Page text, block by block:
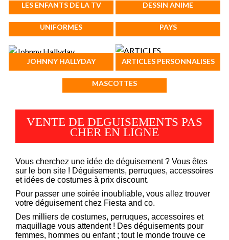
LES ENFANTS DE LA TV DESSIN ANIME
UNIFORMES PAYS
JOHNNY HALLYDAY ARTICLES PERSONNALISES
MASCOTTES
VENTE DE DEGUISEMENTS PAS
CHEREN LIGNE
Vous cherchez une idée de déguisement? Vous êtes
sur le bon site ! Déguisements, perruques, accessoires
et idées de costumes à prix discount.
Pour passer une soirée inoubliable, vous allez trouver
votre déguisement chez Fiesta and co.
Des milliers de costumes, perruques, accessoires et
maquillage vous attendent ! Des déguisements pour
femmes, hommes ou enfant ; tout le monde trouve ce